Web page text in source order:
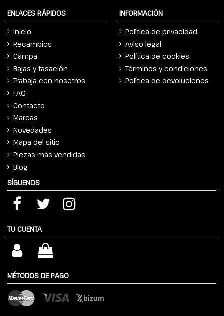
ENLACES RÁPIDOS
Inicio
Recambios
Campa
Bajas y tasación
Trabaja con nosotros
FAQ
Contacto
Marcas
Novedades
Mapa del sitio
Piezas más vendidas
Blog
INFORMACIÓN
Política de privacidad
Aviso legal
Política de cookies
Términos y condiciones
Política de devoluciones
SÍGUENOS
TU CUENTA
MÉTODOS DE PAGO